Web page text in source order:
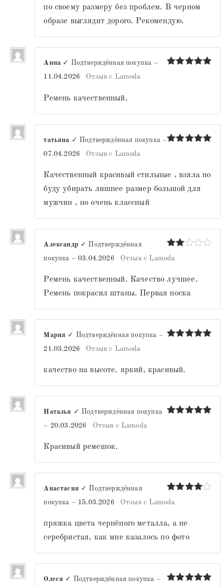
по своему размеру без проблем. В черном
образе выглядит дорого. Рекомендую.
Анна ✓ Подтверждённая покупка –
11.04.2026
Отзыв с Lamoda
Ремень качественный.
татьяна ✓ Подтверждённая покупка –
07.04.2026
Отзыв с Lamoda
Качественный красивый стильные , взяла но
буду убирать лишнее размер большой для
мужчин , но очень классный
Оценка
2из
Александр ✓ Подтверждённая
покупка – 03.04.2026 Отзыв с Lamoda
Ремень качественный. Качество лучшее.
Ремень покрасил штаны. Первая носка
Мария ✓ Подтверждённая покупка –
21.03.2026
Отзыв с Lamoda
качество на высоте. яркий, красивый.
Наталья ✓ Подтверждённая покупка
– 20.03.2026 Отзыв с Lamoda
Красивый ремешок.
Оценка
из 5
Анастасия ✓ Подтверждённая
покупка – 15.03.2026 Отзыв с Lamoda
пряжка цвета чернёного металла, а не
серебристая, как мне казалось по фото
Олеся ✓ Подтверждённая покупка –